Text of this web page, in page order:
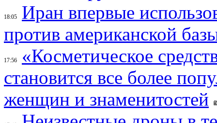
18:05
Иран впервые
против американской
17:56
«Косметическое
становится все более
женщин и знаменитостей